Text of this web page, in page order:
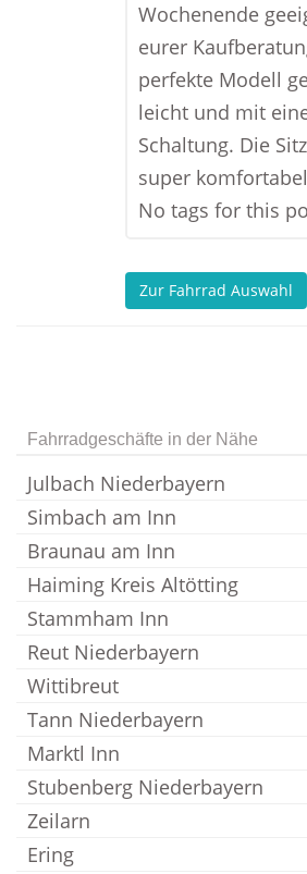
Wochenende
eurer
perfekte Modell
leicht und mit
Schaltung. Die
super
No tags for this
Zur Fahrrad Auswahl
Fahrradgeschäfte in der Nähe
Julbach Niederbayern
Simbach am Inn
Braunau am Inn
Haiming Kreis Altötting
Stammham Inn
Reut Niederbayern
Wittibreut
Tann Niederbayern
Marktl Inn
Stubenberg Niederbayern
Zeilarn
Ering